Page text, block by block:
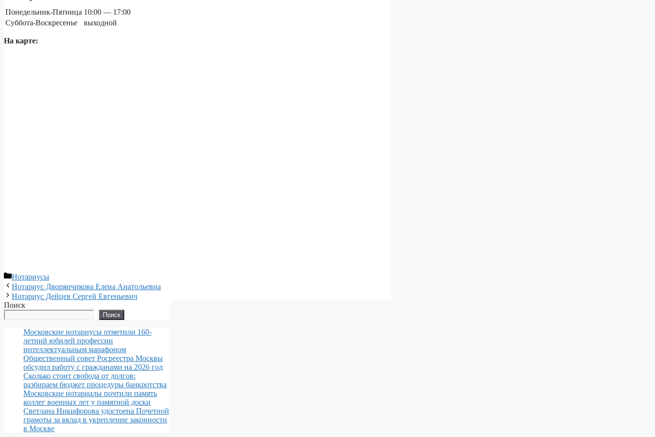
Понедельник-Пятница 10:00 — 17:00
Суббота-Воскресенье
выходной
На карте:
Рубрики
Нотариусы
Нотариус Дворянчикова Елена Анатольевна
Нотариус Дейцев Сергей Евгеньевич
Поиск
Поиск
Московские нотариусы отметили 160-
летний юбилей профессии
интеллектуальным марафоном
Общественный совет Росреестра Москвы
обсудил работу с гражданами на 2026 год
Сколько стоит свобода от долгов:
разбираем бюджет процедуры банкротства
Московские нотариалы почтили память
коллег военных лет у памятной доски
Светлана Никифорова удостоена Почетной
грамоты за вклад в укрепление законности
в Москве